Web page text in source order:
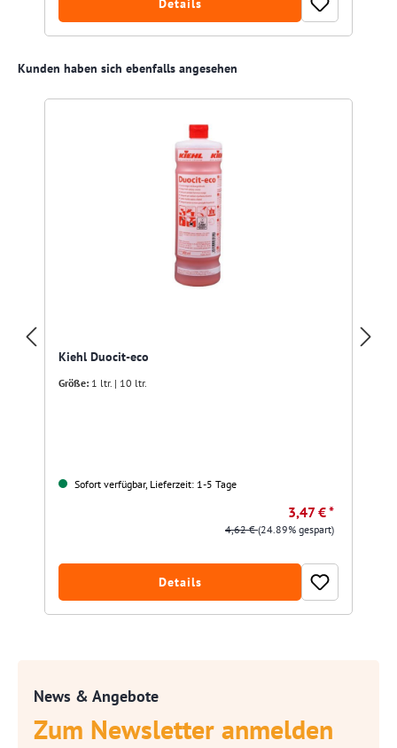
Details
Produktgalerie überspringen
Kunden haben sich ebenfalls angesehen
Kiehl Duocit-eco
Größe: 1 ltr. | 10 ltr.
Sofort verfügbar, Lieferzeit: 1-5 Tage
3,47 € *
4,62 €(24.89% gespart)
Details
News & Angebote
Zum Newsletter anmelden